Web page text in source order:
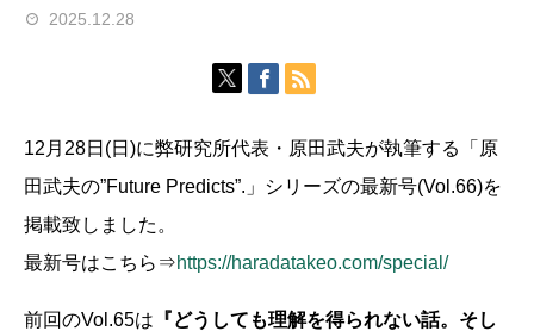
2025.12.28
12月28日(日)に弊研究所代表・原田武夫が執筆する「原
田武夫の”Future Predicts”.」シリーズの最新号(Vol.66)を
掲載致しました。
最新号はこちら⇒https://haradatakeo.com/special/
前回のVol.65は 『どうしても理解を得られない話。そし